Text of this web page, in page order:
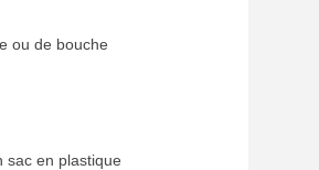
ou de bouche
sac en plastique